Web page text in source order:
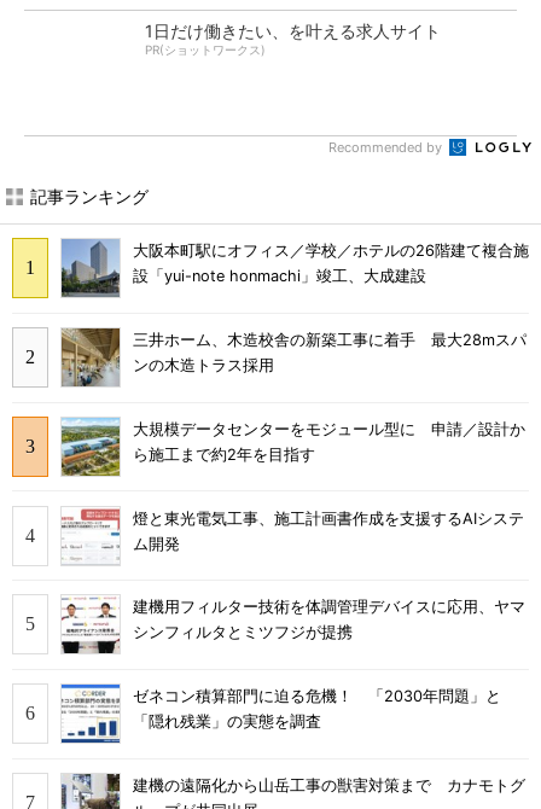
1日だけ働きたい、を叶える求人サイト
PR(ショットワークス)
Recommended by
記事ランキング
大阪本町駅にオフィス／学校／ホテルの26階建て複合施
設「yui-note honmachi」竣工、大成建設
三井ホーム、木造校舎の新築工事に着手 最大28mスパ
ンの木造トラス採用
大規模データセンターをモジュール型に 申請／設計か
ら施工まで約2年を目指す
燈と東光電気工事、施工計画書作成を支援するAIシステ
ム開発
建機用フィルター技術を体調管理デバイスに応用、ヤマ
シンフィルタとミツフジが提携
ゼネコン積算部門に迫る危機！ 「2030年問題」と
「隠れ残業」の実態を調査
建機の遠隔化から山岳工事の獣害対策まで カナモトグ